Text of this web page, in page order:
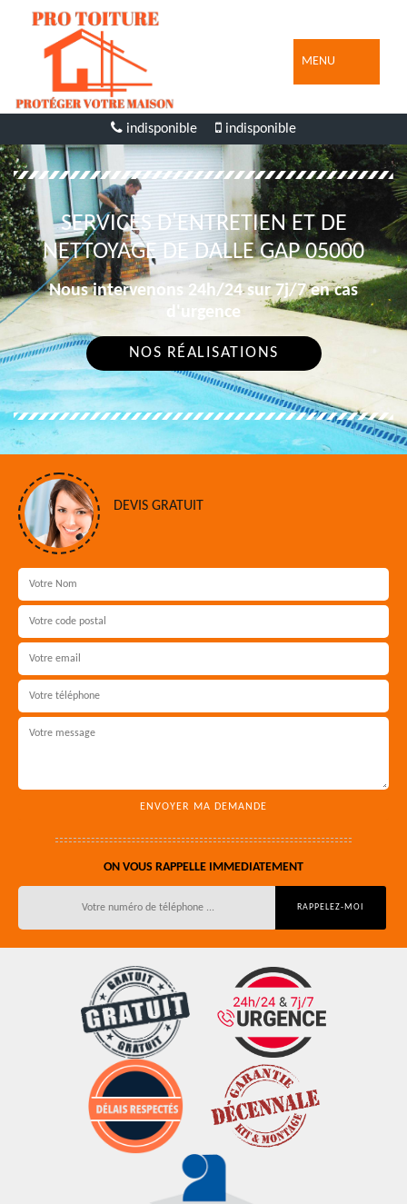
MENU
indisponible indisponible
SERVICES D'ENTRETIEN ET DE
NETTOYAGE DE DALLE GAP 05000
Nous intervenons 24h/24 sur 7j/7 en cas
d'urgence
NOS RÉALISATIONS
DEVIS GRATUIT
ON VOUS RAPPELLE IMMEDIATEMENT